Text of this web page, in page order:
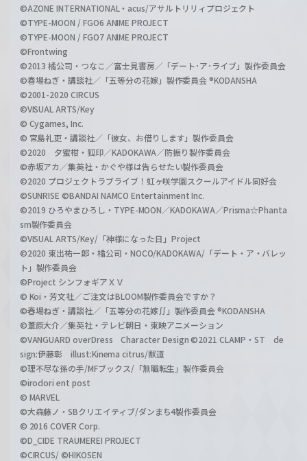
©AZONE INTERNATIONAL・acus/アサルトリリィプロジェクト
©TYPE-MOON / FGO6 ANIME PROJECT
©TYPE-MOON / FGO7 ANIME PROJECT
©Frontwing
©2013 橘公司・つなこ／富士見書房／「デート･ア･ライブ」製作委員会
©春場ねぎ・講談社／「五等分の花嫁」製作委員会 ®KODANSHA
©2001-2020 CIRCUS
©VISUAL ARTS/Key
© Cygames, Inc.
© 宮島礼吏・講談社／「彼女、お借りします」製作委員会
©2020 夕蜜柑・狐印／KADOKAWA／防振り製作委員会
©赤坂アカ／集英社・かぐや様は告らせたい製作委員会
©2020 プロジェクトラブライブ！虹ヶ咲学園スクールアイドル同好会
©SUNRISE ©BANDAI NAMCO Entertainment Inc.
©2019 ひろやまひろし・TYPE-MOON／KADOKAWA／Prisma☆Phanta
sm製作委員会
©VISUAL ARTS/Key/「神様になった日」Project
©2020 東出祐一郎・橘公司・NOCO/KADOKAWA/「デート・ア・バレッ
ト」製作委員会
©Project シンフォギアＸＶ
© Koi・芳文社／ご注文はBLOOM製作委員会ですか？
©春場ねぎ・講談社／「五等分の花嫁∬」製作委員会 ®KODANSHA
©葦原大介／集英社・テレビ朝日・東映アニメーション
©VANGUARD overDress Character Design ©2021 CLAMP・ST de
sign:伊藤彰 illust:Kinema citrus/獣道
©理不尽な孫の手/MFブックス/「無職転生」製作委員会
©irodori ent post
© MARVEL
©大森藤ノ・SBクリエイティブ/ダンまち4製作委員会
© 2016 COVER Corp.
©D_CIDE TRAUMEREI PROJECT
©CIRCUS/ ©HIKOSEN